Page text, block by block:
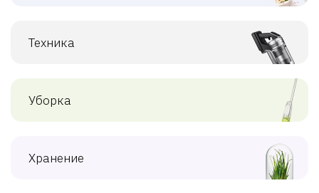
Техника
Уборка
Хранение